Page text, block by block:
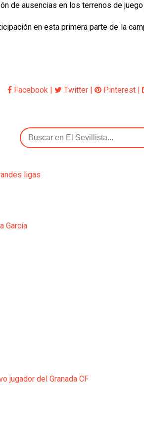
de ausencias en los terrenos de
en esta primera parte de la
Facebook | Twitter | Pinterest |
ligas
García
jugador del Granada CF